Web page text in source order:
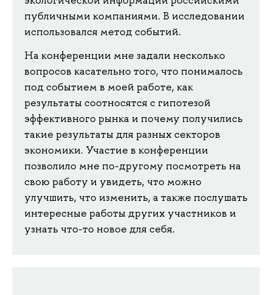
публичными компаниями. В исследовании
использовался метод событий.
На конференции мне задали несколько
вопросов касательно того, что понималось
под событием в моей работе, как
результаты соотносятся с гипотезой
эффективного рынка и почему получились
такие результаты для разных секторов
экономики. Участие в конференции
позволило мне по-другому посмотреть на
свою работу и увидеть, что можно
улучшить, что изменить, а также послушать
интересные работы других участников и
узнать что-то новое для себя.